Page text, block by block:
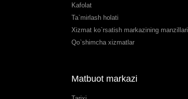
Kafolat
Ta`mirlash holati
Xizmat ko`rsatish markazining manzillari
Qo`shimcha xizmatlar
Matbuot markazi